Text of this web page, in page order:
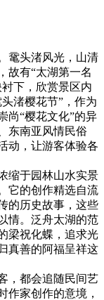
头渚风光，山清
故有“太湖第一名
下，欣赏景区内
渚樱花节”，作为
尚“樱花文化”的异
东南亚风情民俗
动，让游客体验各
于园林山水实景
它的创作精选自流
的历史故事，这些
情。泛舟太湖的范
梁祝化蝶，追求光
真善的阿福呈祥这
都会追随民间艺
作家创作的意境，